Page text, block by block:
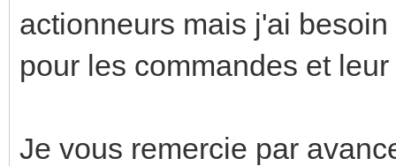
actionneurs mais j'ai
pour les commandes et
Je vous remercie par